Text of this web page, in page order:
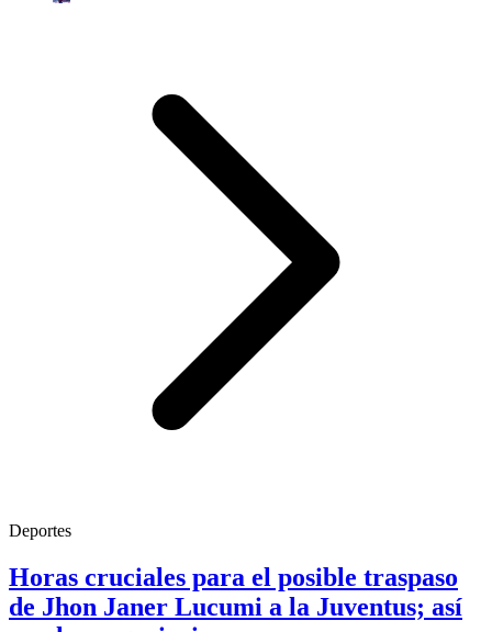
Deportes
Horas cruciales para el posible traspaso
de Jhon Janer Lucumi a la Juventus; así